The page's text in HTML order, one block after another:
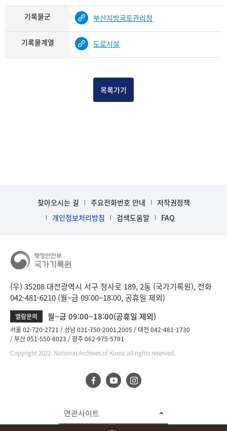
기록물군 부산지방국토관리청
기록물계열 도로시설
목록가기
찾아오시는 길 주요전화번호 안내
저작권정책
개인정보처리방침
검색도움말 FAQ
(우) 35208 대전광역시 서구 청사로 189, 2동 (국가기록원), 전화
042-481-6210 (월~금 09:00~18:00, 공휴일 제외)
열람문의 월~금 09:00~18:00(공휴일 제외)
서울 02-720-2721 성남 031-750-2001,2005
대전 042-481-1730
부산 051-550-8023
광주 062-975-5791
Copyright 2022. National Archives of Korea all rights reserved.
연관사이트